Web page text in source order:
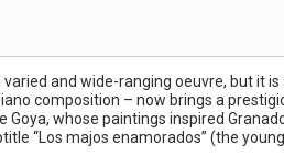
and wide-ranging oeuvre, but it
composition – now brings a
whose paintings inspired
“Los majos enamorados” (the